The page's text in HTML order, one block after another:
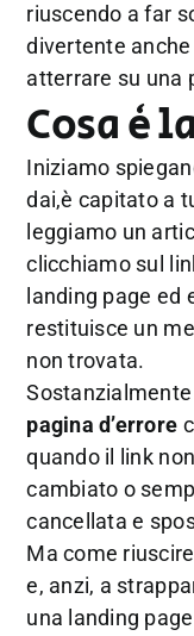
riuscendo a far
divertente anche
atterrare su una
Cosa è
Iniziamo
dai,è capitato a
leggiamo un
clicchiamo sul
landing page
restituisce un
non trovata.
pagina d’errore
quando il link
cambiato o
cancellata e
Ma come
e, anzi, a
una landing